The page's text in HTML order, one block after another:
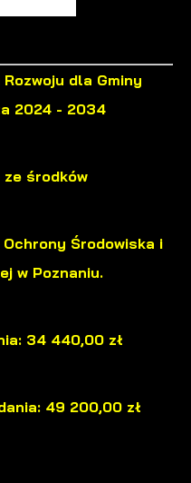
dla Gminy
2024 - 2034
ze środków
Środowiska i
w Poznaniu.
34 440,00 zł
49 200,00 zł